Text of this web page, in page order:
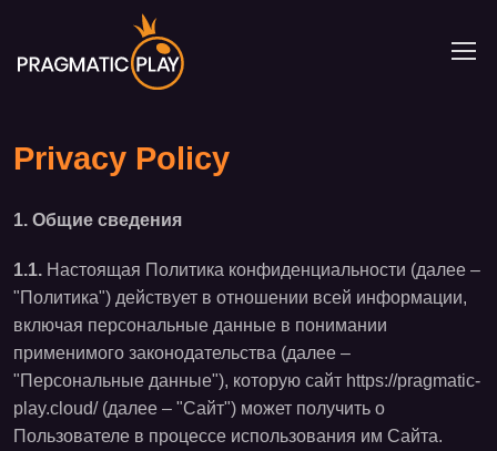
Privacy Policy
1. Общие сведения
1.1. Настоящая Политика конфиденциальности (далее –
"Политика") действует в отношении всей информации,
включая персональные данные в понимании
применимого законодательства (далее –
"Персональные данные"), которую сайт https://pragmatic-
play.cloud/ (далее – "Сайт") может получить о
Пользователе в процессе использования им Сайта.